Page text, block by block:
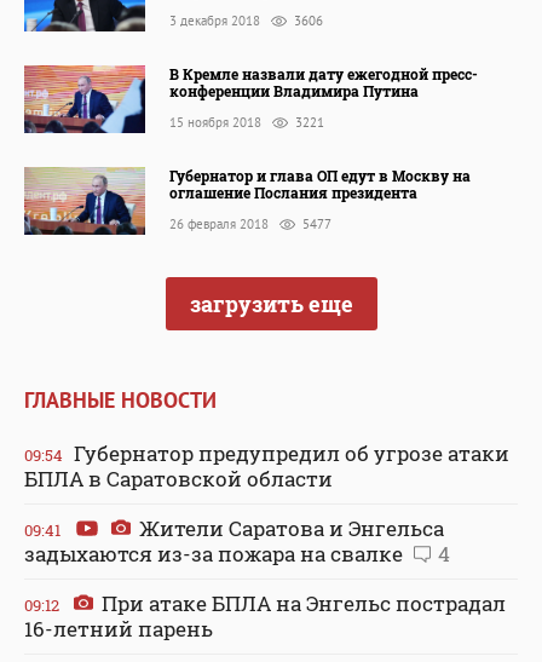
3 декабря 2018 3606
В Кремле назвали дату ежегодной пресс-
конференции Владимира Путина
15 ноября 2018 3221
Губернатор и глава ОП едут в Москву на
оглашение Послания президента
26 февраля 2018 5477
загрузить еще
ГЛАВНЫЕ НОВОСТИ
09:54 Губернатор предупредил об угрозе атаки
БПЛА в Саратовской области
09:41
Жители Саратова и Энгельса
задыхаются из-за пожара на свалке
4
09:12
При атаке БПЛА на Энгельс пострадал
16-летний парень